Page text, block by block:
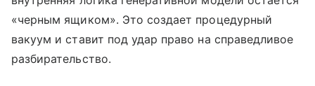
«черным ящиком». Это создает процедурный
вакуум и ставит под удар право на справедливое
разбирательство.